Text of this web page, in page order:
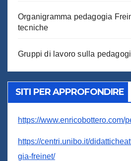
Organigramma pedagogia
tecniche
Gruppi di lavoro sulla
SITI PER APPROFONDIRE
https://www.enricobottero.com/
https://centri.unibo.it/
gia-freinet/